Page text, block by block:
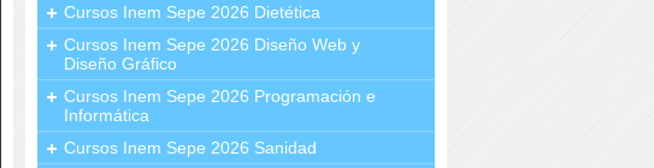
Cursos Inem Sepe 2026 Dietética
Cursos Inem Sepe 2026 Diseño Web y
Diseño Gráfico
Cursos Inem Sepe 2026 Programación e
Informática
Cursos Inem Sepe 2026 Sanidad